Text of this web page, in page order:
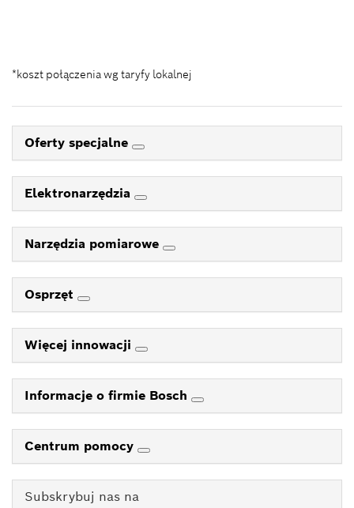
*koszt połączenia wg taryfy lokalnej
Oferty specjalne
Elektronarzędzia
Narzędzia pomiarowe
Osprzęt
Więcej innowacji
Informacje o firmie Bosch
Centrum pomocy
Subskrybuj nas na